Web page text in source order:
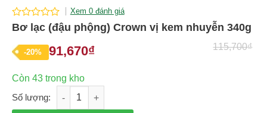
0
of
5
Xem 0 đánh giá
Bơ lạc (đậu phộng) Crown vị kem nhuyễn 340g
-20%
115,700₫
Giá
là:
115,700₫.
91,670₫Giá
tại
là:
Còn 43 trong kho
Bơ lạc (đậu phộng) Crown vị kem nhuyễn 340g số lượng